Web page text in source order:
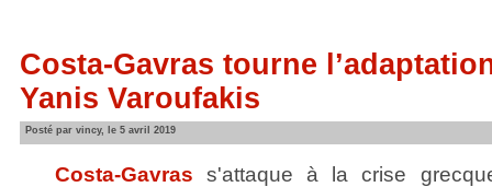
Costa-Gavras tourne
Yanis Varoufakis
Posté par vincy, le 5 avril 2019
Costa-Gavras s'attaque à la crise